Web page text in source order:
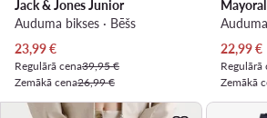
Jack & Jones Junior
Auduma bikses · Bēšs
Pašreizējā cena
23,99€
Regulārā cena39,95 €
Zemākā cena26,99 €
Mayoral
22,99€
Regulārā
Zemākā